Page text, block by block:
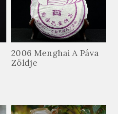
2006 Menghai A Páva
Zöldje